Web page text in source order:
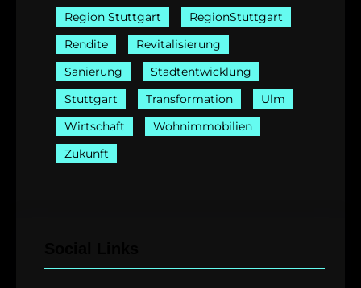
Region Stuttgart
RegionStuttgart
Rendite
Revitalisierung
Sanierung
Stadtentwicklung
Stuttgart
Transformation
Ulm
Wirtschaft
Wohnimmobilien
Zukunft